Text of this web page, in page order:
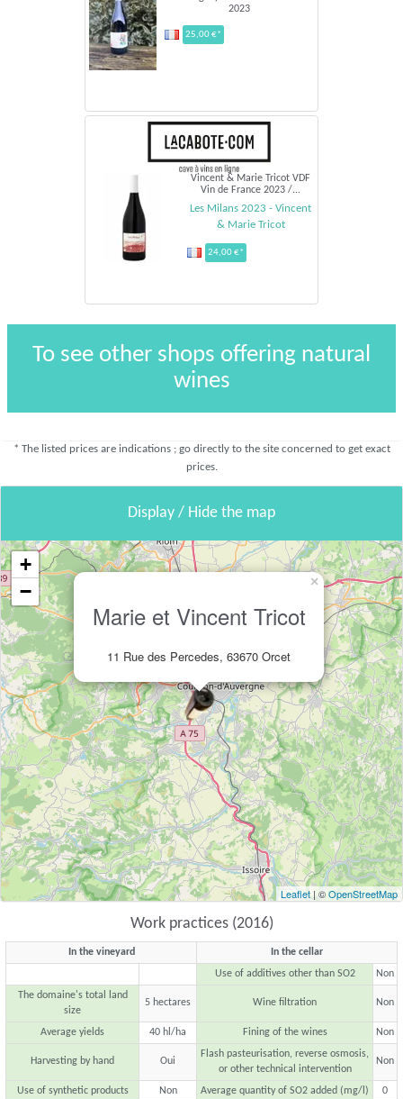
2023
25,00 €*
Vincent & Marie Tricot VDF
Vin de France 2023 /...
Les Milans 2023 - Vincent
& Marie Tricot
24,00 €*
To see other shops offering natural
wines
* The listed prices are indications ; go directly to the site concerned to get exact
prices.
Display / Hide the map
Marie et Vincent Tricot
11 Rue des Percedes, 63670 Orcet
×
+
−
Leaflet| ©OpenStreetMap
Work practices (2016)
In the vineyard
In the cellar
Use of additives other than SO2
Non
The domaine's total land
size
5 hectares Wine filtration Non
Average yields 40 hl/ha Fining of the wines Non
Harvesting by hand Oui
Flash pasteurisation, reverse osmosis,
or other technical intervention
Non
Use of synthetic products Non Average quantity of SO2 added (mg/l)
0